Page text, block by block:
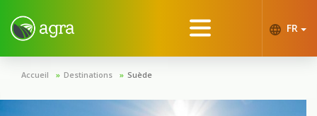
FR
Accueil Destinations Suède